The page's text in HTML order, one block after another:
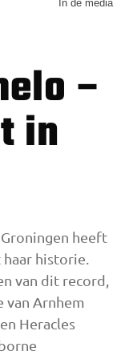
In de media
–
in
heeft
historie.
van dit record,
van Arnhem
Heracles